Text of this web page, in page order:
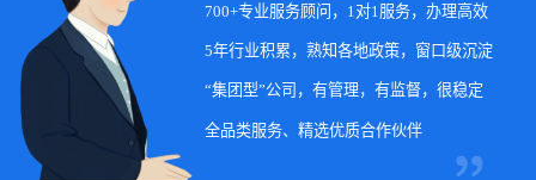
700+专业服务顾问，1对1服务，办理高效
5年行业积累，熟知各地政策，窗口级沉淀
“集团型”公司，有管理，有监督，很稳定
全品类服务、精选优质合作伙伴